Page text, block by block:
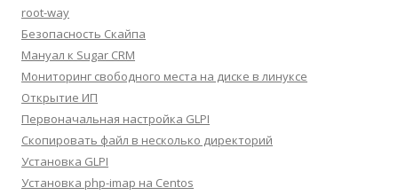
root-way
Безопасность Скайпа
Мануал к Sugar CRM
Мониторинг свободного места на диске в линуксе
Открытие ИП
Первоначальная настройка GLPI
Скопировать файл в несколько директорий
Установка GLPI
Установка php-imap на Centos